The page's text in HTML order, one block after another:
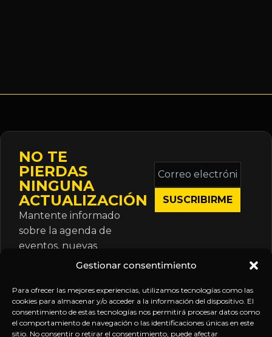
Gestionar consentimiento
Para ofrecer las mejores experiencias, utilizamos tecnologías como las
cookies para almacenar y/o acceder a la información del dispositivo. El
consentimiento de estas tecnologías nos permitirá procesar datos como
el comportamiento de navegación o las identificaciones únicas en este
sitio. No consentir o retirar el consentimiento, puede afectar
NO TE
PIERDAS
NINGUNA
ACTUALIZACIÓN
Mantente informado
sobre la agenda de
eventos, nuevas
publicaciones y
suscripción.
Correo
electrónico
*